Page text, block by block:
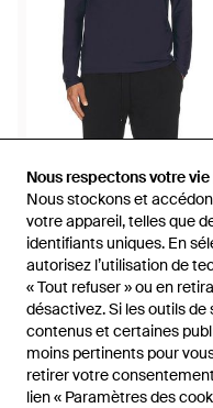
Nous respectons votre
Nous stockons et
votre appareil, telles que
identifiants uniques. En
autorisez l’utilisation de
« Tout refuser » ou en
désactivez. Si les outils
contenus et certaines
moins pertinents pour
retirer votre
lien « Paramètres des
Nous respectons votre
Nous stockons et
votre appareil, telles que
identifiants uniques. En
autorisez l’utilisation de
« Tout refuser » ou en
désactivez. Si les outils
contenus et certaines
moins pertinents pour
retirer votre
lien « Paramètres des
51 €
The North Face
PULL DUNE SKY en Blue -
De REVOLVE
ÉPUISÉ